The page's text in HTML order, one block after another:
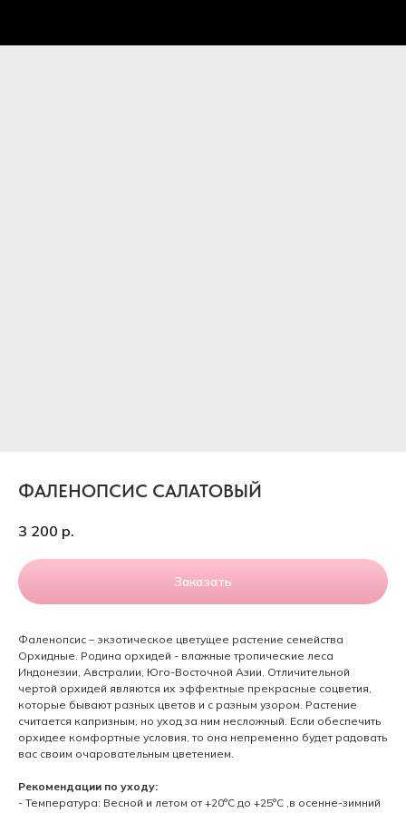
ФАЛЕНОПСИС САЛАТОВЫЙ
3 200 р.
Заказать
Фаленопсис – экзотическое цветущее растение семейства
Орхидные. Родина орхидей - влажные тропические леса
Индонезии, Австралии, Юго-Восточной Азии. Отличительной
чертой орхидей являются их эффектные прекрасные соцветия,
которые бывают разных цветов и с разным узором. Растение
считается капризным, но уход за ним несложный. Если обеспечить
орхидее комфортные условия, то она непременно будет радовать
вас своим очаровательным цветением.
Рекомендации по уходу:
- Температура: Весной и летом от +20°C до +25°C ,в осенне-зимний